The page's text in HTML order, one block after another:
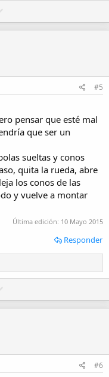
o
o #5
pensar que esté mal
que ser un
sueltas y conos
quita la rueda, abre
los conos de las
y vuelve a montar
Última edición: 10 Mayo 2015
Responder
o
o #6